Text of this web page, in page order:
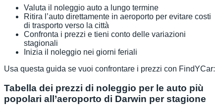
Valuta il noleggio auto a lungo termine
Ritira l’auto direttamente in aeroporto per evitare costi
di trasporto verso la città
Confronta i prezzi e tieni conto delle variazioni
stagionali
Inizia il noleggio nei giorni feriali
Usa questa guida se vuoi confrontare i prezzi con FindYCar:
Tabella dei prezzi di noleggio per le auto più
popolari all’aeroporto di Darwin per stagione